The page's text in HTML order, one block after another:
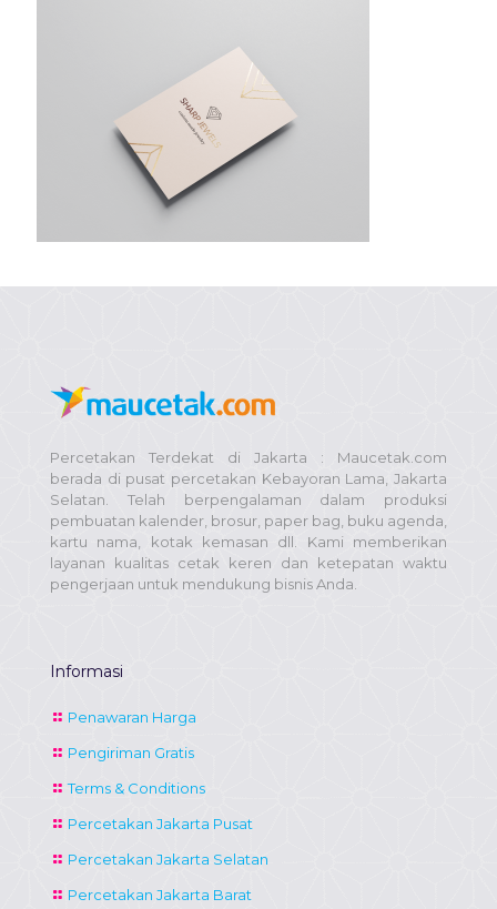
Percetakan Terdekat di Jakarta : Maucetak.com
berada di pusat percetakan Kebayoran Lama, Jakarta
Selatan. Telah berpengalaman dalam produksi
pembuatan kalender, brosur, paper bag, buku agenda,
kartu nama, kotak kemasan dll. Kami memberikan
layanan kualitas cetak keren dan ketepatan waktu
pengerjaan untuk mendukung bisnis Anda.
Informasi
Penawaran Harga
Pengiriman Gratis
Terms & Conditions
Percetakan Jakarta Pusat
Percetakan Jakarta Selatan
Percetakan Jakarta Barat